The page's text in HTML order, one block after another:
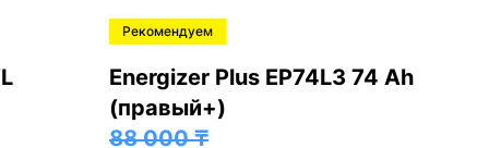
Рекомендуем
Energizer Plus EP74L3 74 Ah
(правый+)
88 000₸